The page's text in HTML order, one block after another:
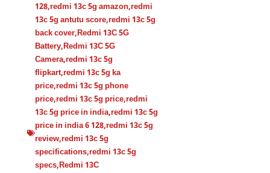
128,redmi 13c 5g amazon,redmi
13c 5g antutu score,redmi 13c 5g
back cover,Redmi 13C 5G
Battery,Redmi 13C 5G
Camera,redmi 13c 5g
flipkart,redmi 13c 5g ka
price,redmi 13c 5g phone
price,redmi 13c 5g price,redmi
13c 5g price in india,redmi 13c 5g
price in india 6 128,redmi 13c 5g
review,redmi 13c 5g
specifications,redmi 13c 5g
specs,Redmi 13C